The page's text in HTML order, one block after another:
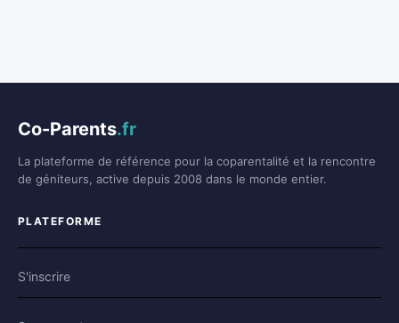
Co-Parents.fr
La plateforme de référence pour la coparentalité et la rencontre
de géniteurs, active depuis 2008 dans le monde entier.
PLATEFORME
S'inscrire